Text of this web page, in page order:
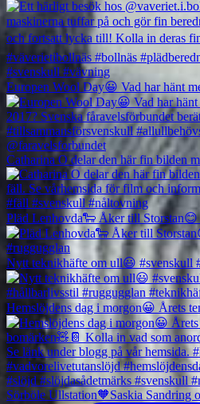
Europen Wool Day😀 Vad har hänt
Catharina O delar den här fin bilden
Pläd Lenhovda🐑 Åker till Storstan😊
Nytt teknikhäfte om ull😃 #svenskull
Hemslöjdens dag i morgon😀 Årets
Sörböle Ullstation🧡Saskia Sandring